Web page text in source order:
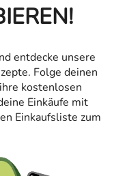
entdecke unsere
Folge deinen
kostenlosen
Einkäufe mit
Einkaufsliste zum